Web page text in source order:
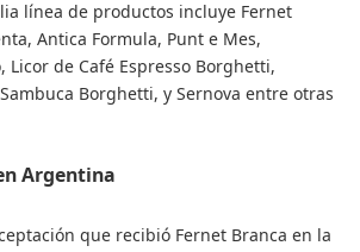
línea de productos incluye Fernet
Antica Formula, Punt e Mes,
Licor de Café Espresso Borghetti,
Borghetti, y Sernova entre otras
Argentina
que recibió Fernet Branca en la